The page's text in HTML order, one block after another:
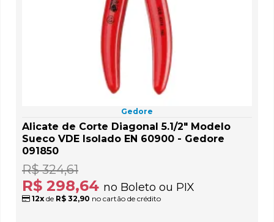
Gedore
Alicate de Corte Diagonal 5.1/2" Modelo
Sueco VDE Isolado EN 60900 - Gedore
091850
R$ 298,64 no Boleto ou PIX
R$ 324,61
12x de R$ 32,90 no cartão de crédito